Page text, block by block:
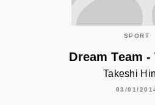
SPORT
Dream Team -
Takeshi
03/01/